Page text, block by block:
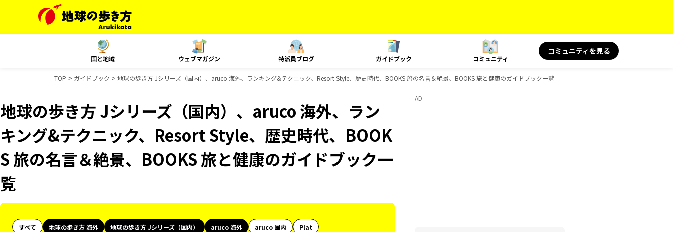
国と地域 ウェブマガジン 特派員ブログ ガイドブック コミュニティ
コミュニティを見る
TOP ガイドブック 地球の歩き方 Jシリーズ（国内）、aruco 海外、ランキング&テクニック、Resort Style、歴史時代、BOOKS 旅の名言＆絶景、BOOKS 旅と健康のガイドブック一覧
地球の歩き方 Jシリーズ（国内）、aruco 海外、ラン
キング&テクニック、Resort Style、歴史時代、BOOK
S 旅の名言＆絶景、BOOKS 旅と健康のガイドブック一
覧
すべて 地球の歩き方 海外 地球の歩き方 Jシリーズ（国内） aruco 海外 aruco 国内
Plat
AD